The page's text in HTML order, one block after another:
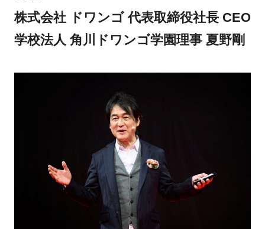
株式会社 ドワンゴ 代表取締役社長 CEO
学校法人 角川ドワンゴ学園理事 夏野剛